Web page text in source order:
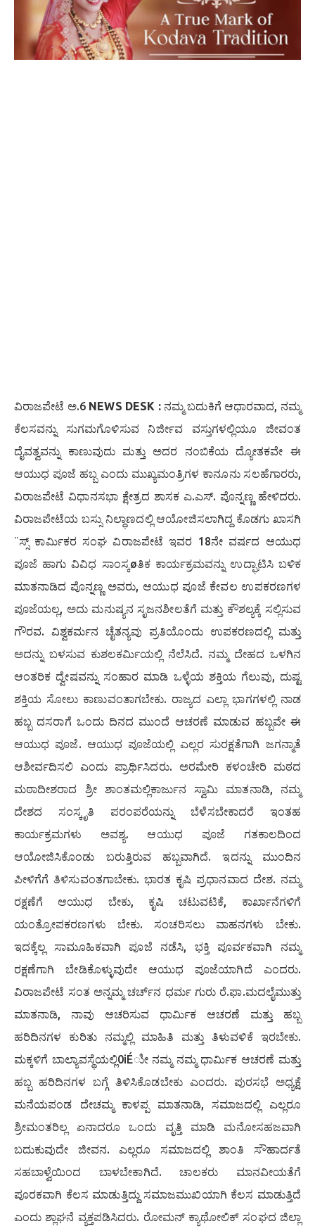
ವಿರಾಜಪೇಟೆ ಅ.6 NEWS DESK :ನಮ್ಮ ಬದುಕಿಗೆ ಆಧಾರವಾದ, ನಮ್ಮ
ಕೆಲಸವನ್ನು ಸುಗಮಗೊಳಿಸುವ ನಿರ್ಜೀವ ವಸ್ತುಗಳಲ್ಲಿಯೂ ಜೀವಂತ
ದೈವತ್ವವನ್ನು ಕಾಣುವುದು ಮತ್ತು ಅದರ ನಂಬಿಕೆಯ ದ್ಯೋತಕವೇ ಈ
ಆಯುಧ ಪೂಜೆ ಹಬ್ಬ ಎಂದು ಮುಖ್ಯಮಂತ್ರಿಗಳ ಕಾನೂನು ಸಲಹೆಗಾರರು,
ವಿರಾಜಪೇಟೆ ವಿಧಾನಸಭಾ ಕ್ಷೇತ್ರದ ಶಾಸಕ ಎ.ಎಸ್. ಪೊನ್ನಣ್ಣ ಹೇಳಿದರು.
ವಿರಾಜಪೇಟೆಯ ಬಸ್ಸು ನಿಲ್ಧಾಣದಲ್ಲಿ ಆಯೋಜಿಸಲಾಗಿದ್ದ ಕೊಡಗು ಖಾಸಗಿ
¨ಸ್ಸ್ ಕಾರ್ಮಿಕರ ಸಂಘ ವಿರಾಜಪೇಟೆ ಇವರ 18ನೇ ವರ್ಷದ ಆಯುಧ
ಪೂಜೆ ಹಾಗು ವಿವಿಧ ಸಾಂಸ್ಕøತಿಕ ಕಾರ್ಯಕ್ರಮವನ್ನು ಉದ್ಘಾಟಿಸಿ ಬಳಿಕ
ಮಾತನಾಡಿದ ಪೊನ್ನಣ್ಣ ಅವರು, ಆಯುಧ ಪೂಜೆ ಕೇವಲ ಉಪಕರಣಗಳ
ಪೂಜೆಯಲ್ಲ, ಅದು ಮನುಷ್ಯನ ಸೃಜನಶೀಲತೆಗೆ ಮತ್ತು ಕೌಶಲ್ಯಕ್ಕೆ ಸಲ್ಲಿಸುವ
ಗೌರವ. ವಿಶ್ವಕರ್ಮನ ಚೈತನ್ಯವು ಪ್ರತಿಯೊಂದು ಉಪಕರಣದಲ್ಲಿ ಮತ್ತು
ಅದನ್ನು ಬಳಸುವ ಕುಶಲಕರ್ಮಿಯಲ್ಲಿ ನೆಲೆಸಿದೆ. ನಮ್ಮ ದೇಹದ ಒಳಗಿನ
ಆಂತರಿಕ ದ್ವೇಷವನ್ನು ಸಂಹಾರ ಮಾಡಿ ಒಳ್ಳೆಯ ಶಕ್ತಿಯ ಗೆಲುವು, ದುಷ್ಟ
ಶಕ್ತಿಯ ಸೋಲು ಕಾಣುವಂತಾಗಬೇಕು. ರಾಜ್ಯದ ಎಲ್ಲಾ ಭಾಗಗಳಲ್ಲಿ ನಾಡ
ಹಬ್ಬ ದಸರಾಗೆ ಒಂದು ದಿನದ ಮುಂದೆ ಆಚರಣೆ ಮಾಡುವ ಹಬ್ಬವೇ ಈ
ಆಯುಧ ಪೂಜೆ. ಆಯುಧ ಪೂಜೆಯಲ್ಲಿ ಎಲ್ಲರ ಸುರಕ್ಷತೆಗಾಗಿ ಜಗನ್ಮಾತೆ
ಆಶೀರ್ವದಿಸಲಿ ಎಂದು ಪ್ರಾರ್ಥಿಸಿದರು. ಅರಮೇರಿ ಕಳಂಚೇರಿ ಮಠದ
ಮಠಾದೀಶರಾದ ಶ್ರೀ ಶಾಂತಮಲ್ಲಿಕಾರ್ಜುನ ಸ್ವಾಮಿ ಮಾತನಾಡಿ, ನಮ್ಮ
ದೇಶದ ಸಂಸ್ಕೃತಿ ಪರಂಪರೆಯನ್ನು ಬೆಳೆಸಬೇಕಾದರೆ ಇಂತಹ
ಕಾರ್ಯಕ್ರಮಗಳು ಅವಶ್ಯ. ಆಯುಧ ಪೂಜೆ ಗತಕಾಲದಿಂದ
ಆಯೋಜಿಸಿಕೊಂಡು ಬರುತ್ತಿರುವ ಹಬ್ಬವಾಗಿದೆ. ಇದನ್ನು ಮುಂದಿನ
ಪೀಳಿಗೆಗೆ ತಿಳಿಸುವಂತಗಾಬೇಕು. ಭಾರತ ಕೃಷಿ ಪ್ರಧಾನವಾದ ದೇಶ. ನಮ್ಮ
ರಕ್ಷಣೆಗೆ ಆಯುಧ ಬೇಕು, ಕೃಷಿ ಚಟುವಟಿಕೆ, ಕಾರ್ಖಾನೆಗಳಿಗೆ
ಯಂತ್ರೋಪಕರಣಗಳು ಬೇಕು. ಸಂಚರಿಸಲು ವಾಹನಗಳು ಬೇಕು.
ಇದಕ್ಕೆಲ್ಲ ಸಾಮೂಹಿಕವಾಗಿ ಪೂಜೆ ನಡೆಸಿ, ಭಕ್ತಿ ಪೂರ್ವಕವಾಗಿ ನಮ್ಮ
ರಕ್ಷಣೆಗಾಗಿ ಬೇಡಿಕೊಳ್ಳುವುದೇ ಆಯುಧ ಪೂಜೆಯಾಗಿದೆ ಎಂದರು.
ವಿರಾಜಪೇಟೆ ಸಂತ ಅನ್ನಮ್ಮ ಚರ್ಚ್‍ನ ಧರ್ಮ ಗುರು ರೆ.ಫಾ.ಮದಲೈಮುತ್ತು
ಮಾತನಾಡಿ, ನಾವು ಆಚರಿಸುವ ಧಾರ್ಮಿಕ ಆಚರಣೆ ಮತ್ತು ಹಬ್ಬ
ಹರಿದಿನಗಳ ಕುರಿತು ನಮ್ಮಲ್ಲಿ ಮಾಹಿತಿ ಮತ್ತು ತಿಳುವಳಿಕೆ ಇರಬೇಕು.
ಮಕ್ಕಳಿಗೆ ಬಾಲ್ಯಾವಸ್ಥೆಯಲ್ಲಿ0iÉುೀ ನಮ್ಮ ನಮ್ಮ ಧಾರ್ಮಿಕ ಆಚರಣೆ ಮತ್ತು
ಹಬ್ಬ ಹರಿದಿನಗಳ ಬಗ್ಗೆ ತಿಳಿಸಿಕೊಡಬೇಕು ಎಂದರು. ಪುರಸಭೆ ಅಧ್ಯಕ್ಷೆ
ಮನೆಯಪಂಡ ದೇಚಮ್ಮ ಕಾಳಪ್ಪ ಮಾತನಾಡಿ, ಸಮಾಜದಲ್ಲಿ ಎಲ್ಲರೂ
ಶ್ರೀಮಂತರಿಲ್ಲ ಏನಾದರೂ ಒಂದು ವೃತ್ತಿ ಮಾಡಿ ಮನೋಸಹಜವಾಗಿ
ಬದುಕುವುದೇ ಜೀವನ. ಎಲ್ಲರೂ ಸಮಾಜದಲ್ಲಿ ಶಾಂತಿ ಸೌಹಾರ್ದತೆ
ಸಹಬಾಳ್ವೆಯಿಂದ ಬಾಳಬೇಕಾಗಿದೆ. ಚಾಲಕರು ಮಾನವೀಯತೆಗೆ
ಪೂರಕವಾಗಿ ಕೆಲಸ ಮಾಡುತ್ತಿದ್ದು ಸಮಾಜಮುಖಿಯಾಗಿ ಕೆಲಸ ಮಾಡುತ್ತಿದೆ
ಎಂದು ಶ್ಲಾಘನೆ ವ್ಯಕ್ತಪಡಿಸಿದರು. ರೋಮನ್ ಕ್ಯಾಥೋಲಿಕ್ ಸಂಘದ ಜಿಲ್ಲಾ